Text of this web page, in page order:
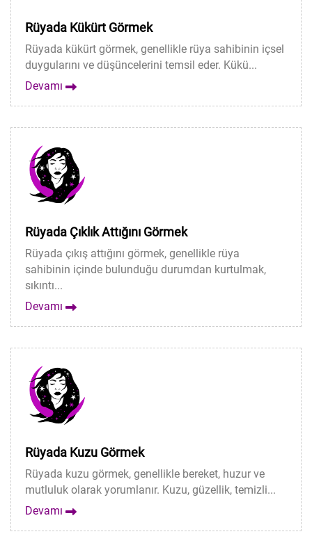
Rüyada Kükürt Görmek
Rüyada kükürt görmek, genellikle rüya sahibinin içsel
duygularını ve düşüncelerini temsil eder. Kükü...
Devamı
Rüyada Çıklık Attığını Görmek
Rüyada çıkış attığını görmek, genellikle rüya
sahibinin içinde bulunduğu durumdan kurtulmak,
sıkıntı...
Devamı
Rüyada Kuzu Görmek
Rüyada kuzu görmek, genellikle bereket, huzur ve
mutluluk olarak yorumlanır. Kuzu, güzellik, temizli...
Devamı